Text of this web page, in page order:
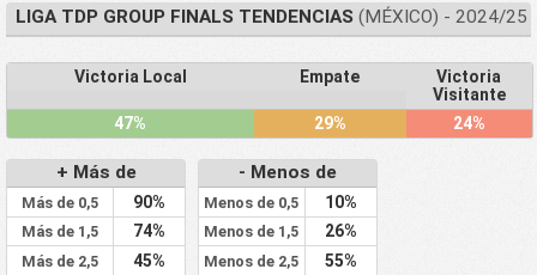
LIGA TDP GROUP FINALS TENDENCIAS (MÉXICO) - 2024/25
Victoria Local Empate
Victoria
Visitante
47%
29% 24%
+ Más de
Más de 0,5 90%
Más de 1,5 74%
Más de 2,5 45%
- Menos de
Menos de 0,5 10%
Menos de 1,5 26%
Menos de 2,5 55%